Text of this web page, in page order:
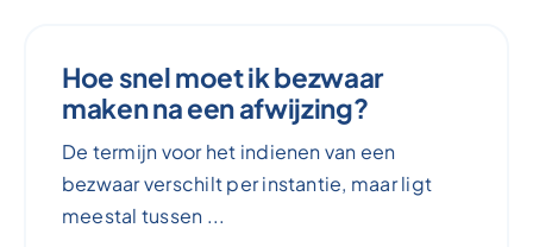
Hoe snel moet ik bezwaar
maken na een afwijzing?
De termijn voor het indienen van een
bezwaar verschilt per instantie, maar ligt
meestal tussen ...